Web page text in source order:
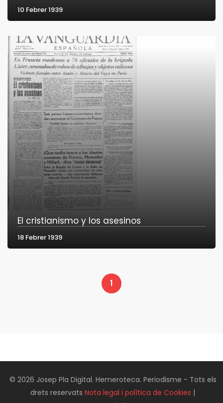
10 Febrer 1939
El cristianismo y los asesinos
18 Febrer 1939
1
© 2026 Josep Pla Digital. Hemeroteca. Periodisme - Tots els
drets reservats Nota legal i política de Cookies |